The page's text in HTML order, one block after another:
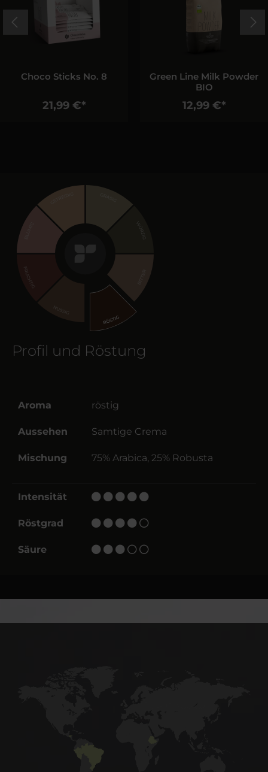
Choco Sticks No. 8
21,99 €*
Green Line Milk Powder
BIO
12,99 €*
Profil und Röstung
Aroma röstig
Aussehen Samtige Crema
Mischung 75% Arabica, 25% Robusta
Intensität
Röstgrad
Säure